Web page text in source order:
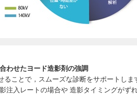
わせたヨード造影剤の強調
ことで，スムーズな診断をサポートしま
注入レートの場合や 造影タイミングがず